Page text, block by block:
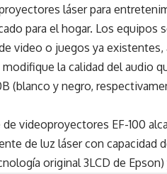
láser para
para el hogar. Los equipos
video o juegos ya
la calidad del audio
(blanco y negro,
de videoproyectores EF-100
de luz láser con
original 3LCD de